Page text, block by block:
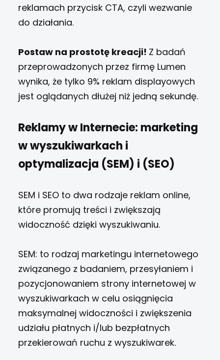
reklamach przycisk CTA, czyli wezwanie
do działania.
Postaw na prostotę kreacji! Z badań
przeprowadzonych przez firmę Lumen
wynika, że tylko 9% reklam displayowych
jest oglądanych dłużej niż jedną sekundę.
Reklamy w Internecie: marketing
w wyszukiwarkach i
optymalizacja (SEM) i (SEO)
SEM i SEO to dwa rodzaje reklam online,
które promują treści i zwiększają
widoczność dzięki wyszukiwaniu.
SEM: to rodzaj marketingu internetowego
związanego z badaniem, przesyłaniem i
pozycjonowaniem strony internetowej w
wyszukiwarkach w celu osiągnięcia
maksymalnej widoczności i zwiększenia
udziału płatnych i/lub bezpłatnych
przekierowań ruchu z wyszukiwarek.